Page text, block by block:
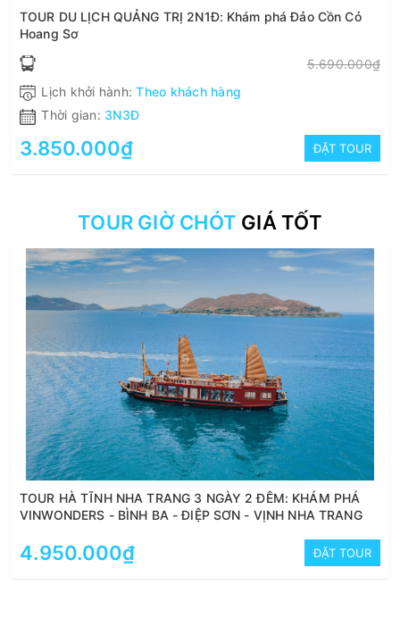
TOUR DU LỊCH QUẢNG TRỊ 2N1Đ: Khám phá Đảo Cồn Cỏ
Hoang Sơ
5.690.000₫
Lịch khởi hành:Theo khách hàng
Thời gian: 3N3Đ
3.850.000₫ ĐẶT TOUR
TOUR GIỜ CHÓT GIÁ TỐT
TOUR HÀ TĨNH NHA TRANG 3 NGÀY 2 ĐÊM: KHÁM PHÁ
VINWONDERS - BÌNH BA - ĐIỆP SƠN - VỊNH NHA TRANG
4.950.000₫ ĐẶT TOUR